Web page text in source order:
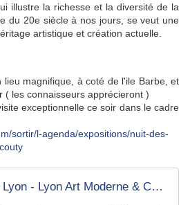
illustre la richesse et la diversité de la
du 20e siècle à nos jours, se veut une
artistique et création actuelle.
magnifique, à coté de l'ile Barbe, et
( les connaisseurs apprécieront )
exceptionnelle ce soir dans le cadre
sortir/l-agenda/expositions/nuit-des-
Musée Jean Couty Lyon - Lyon Art Moderne & Contemporain